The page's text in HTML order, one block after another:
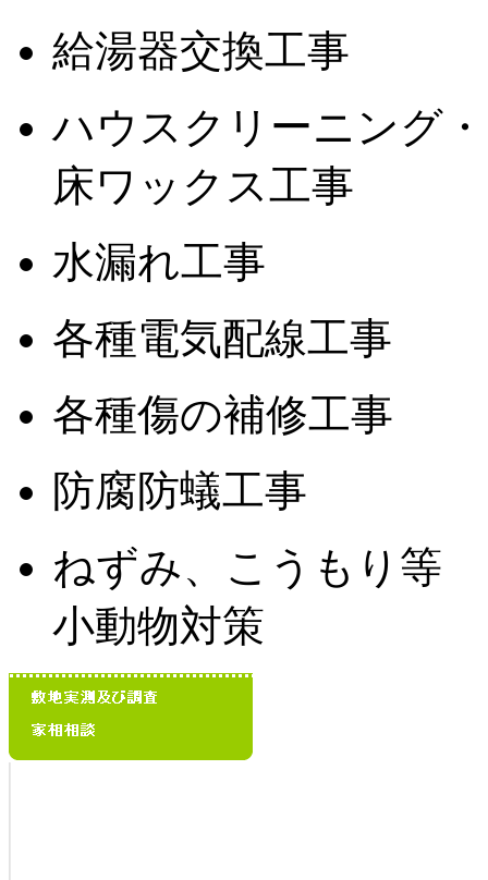
給湯器交換工事
ハウスクリーニング・
床ワックス工事
水漏れ工事
各種電気配線工事
各種傷の補修工事
防腐防蟻工事
ねずみ、こうもり等
小動物対策